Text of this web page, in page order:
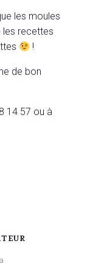
les moules
les recettes
!
de bon
14 57 ou à